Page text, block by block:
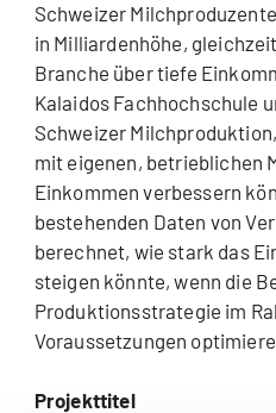
Schweizer
in Milliardenhöhe,
Branche über tiefe
Kalaidos Fachhochschule
Schweizer
mit eigenen, betrieblichen
Einkommen verbessern
bestehenden Daten von
berechnet, wie stark das
steigen könnte, wenn die
Produktionsstrategie im
Voraussetzungen
Projekttitel